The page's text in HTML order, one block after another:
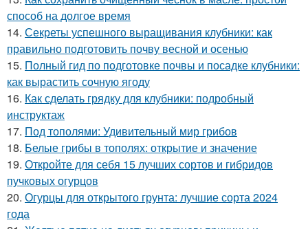
способ на долгое время
14. Секреты успешного выращивания клубники: как
правильно подготовить почву весной и осенью
15. Полный гид по подготовке почвы и посадке клубники:
как вырастить сочную ягоду
16. Как сделать грядку для клубники: подробный
инструктаж
17. Под тополями: Удивительный мир грибов
18. Белые грибы в тополях: открытие и значение
19. Откройте для себя 15 лучших сортов и гибридов
пучковых огурцов
20. Огурцы для открытого грунта: лучшие сорта 2024
года